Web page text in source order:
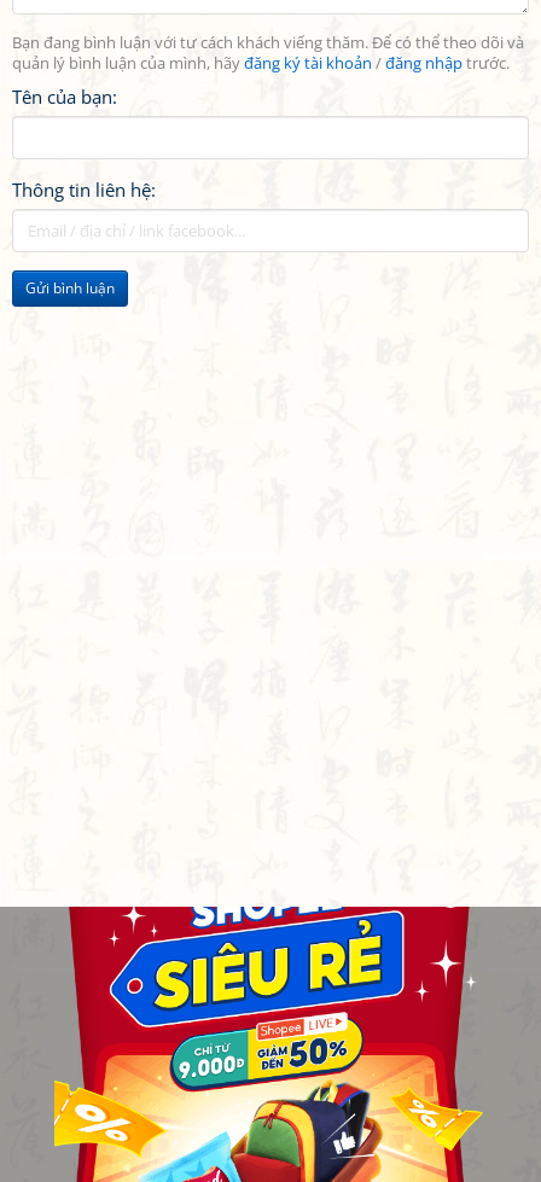
Bạn đang bình luận với tư cách khách viếng thăm. Để có thể theo dõi và
quản lý bình luận của mình, hãyđăng ký tài khoản /đăng nhậptrước.
Tên của bạn:
Thông tin liên hệ:
Gửi bình luận